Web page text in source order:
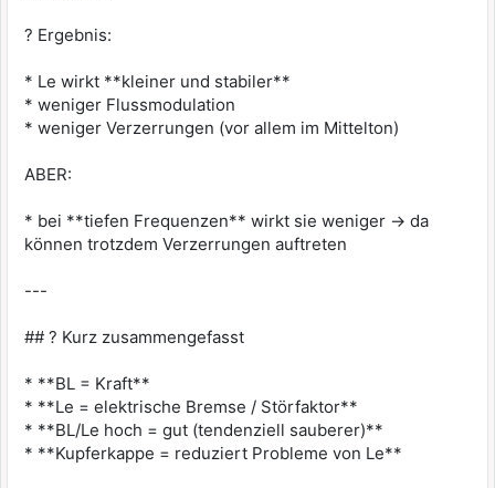
? Ergebnis:
* Le wirkt **kleiner und stabiler**
* weniger Flussmodulation
* weniger Verzerrungen (vor allem im Mittelton)
ABER:
* bei **tiefen Frequenzen** wirkt sie weniger → da
können trotzdem Verzerrungen auftreten
---
## ? Kurz zusammengefasst
* **BL = Kraft**
* **Le = elektrische Bremse / Störfaktor**
* **BL/Le hoch = gut (tendenziell sauberer)**
* **Kupferkappe = reduziert Probleme von Le**